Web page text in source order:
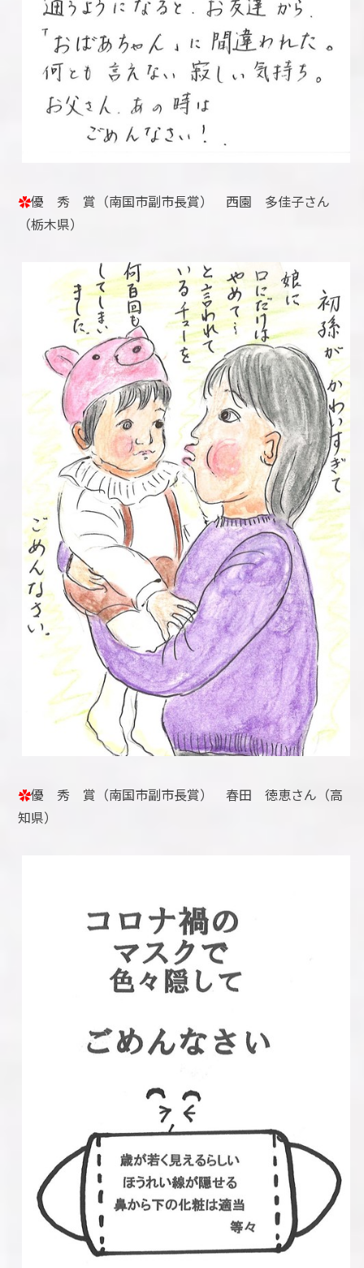
✿優 秀 賞（南国市副市長賞） 西園 多佳子さん
（栃木県）
✿優 秀 賞（南国市副市長賞） 春田 徳恵さん（高
知県）